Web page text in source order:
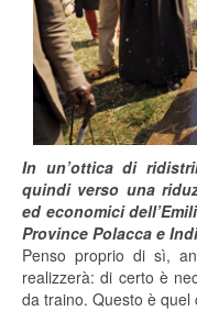
In un’ottica di
quindi verso una
ed economici
Province Polacca e
Penso proprio di sì,
realizzerà: di certo è
da traino. Questo è